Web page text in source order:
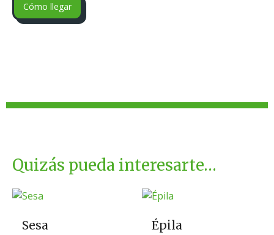
Cómo llegar
Quizás pueda interesarte…
Sesa Épila